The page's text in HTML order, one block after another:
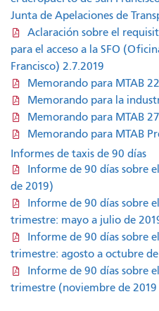
Junta de Apelaciones de
Aclaración sobre el
para el acceso a la SFO
Francisco) 2.7.2019
Memorando para MTAB
Memorando para la
Memorando para MTAB
Memorando para MTAB
Informes de taxis de 90 días
Informe de 90 días sobre
de 2019)
Informe de 90 días sobre
trimestre: mayo a julio de
Informe de 90 días sobre
trimestre: agosto a octubre
Informe de 90 días sobre
trimestre (noviembre de